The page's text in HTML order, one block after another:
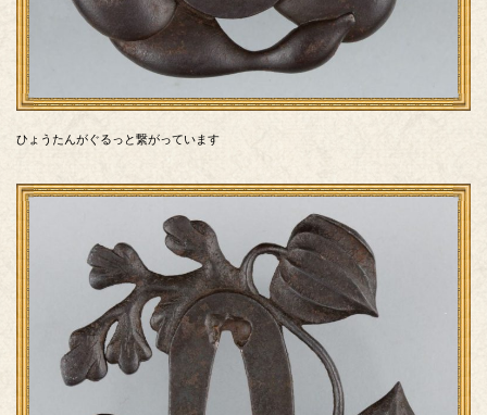
ひょうたんがぐるっと繋がっています